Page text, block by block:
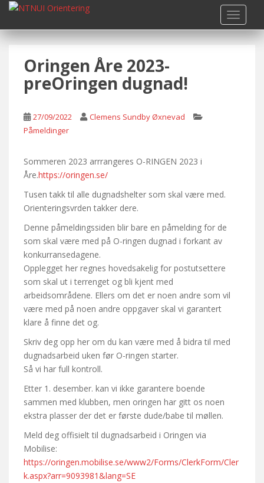
i
Oringen Åre 2023-
preOringen dugnad!
27/09/2022
Clemens Sundby Øxnevad
Påmeldinger
Sommeren 2023 arrrangeres O-RINGEN 2023 i
Åre.https://oringen.se/
Tusen takk til alle dugnadshelter som skal være med.
Orienteringsvrden takker dere.
Denne påmeldingssiden blir bare en påmelding for de
som skal være med på O-ringen dugnad i forkant av
konkurransedagene.
Opplegget her regnes hovedsakelig for postutsettere
som skal ut i terrenget og bli kjent med
arbeidsområdene. Ellers om det er noen andre som vil
være med på noen andre oppgaver skal vi garantert
klare å finne det og.
Skriv deg opp her om du kan være med å bidra til med
dugnadsarbeid uken før O-ringen starter.
Så vi har full kontroll.
Etter 1. desember. kan vi ikke garantere boende
sammen med klubben, men oringen har gitt os noen
ekstra plasser der det er første dude/babe til møllen.
Meld deg offisielt til dugnadsarbeid i Oringen via
Mobilise:
https://oringen.mobilise.se/www2/Forms/ClerkForm/Cler
k.aspx?arr=9093981&lang=SE